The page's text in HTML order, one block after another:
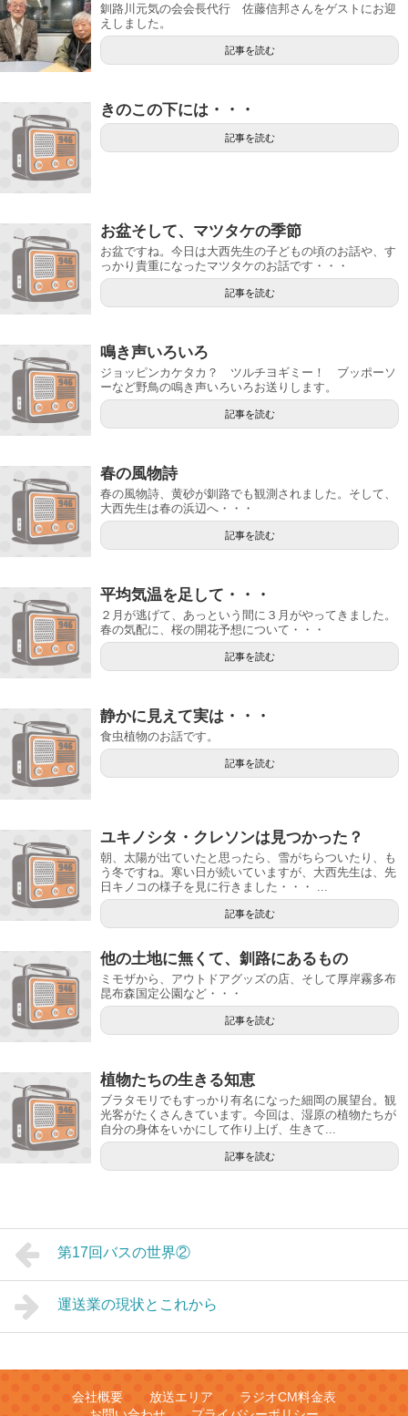
釧路川元気の会会長代行 佐藤信邦さんをゲストにお迎
えしました。
記事を読む
きのこの下には・・・
記事を読む
お盆そして、マツタケの季節
お盆ですね。今日は大西先生の子どもの頃のお話や、す
っかり貴重になったマツタケのお話です・・・
記事を読む
鳴き声いろいろ
ジョッピンカケタカ？ ツルチヨギミー！ ブッポーソ
ーなど野鳥の鳴き声いろいろお送りします。
記事を読む
春の風物詩
春の風物詩、黄砂が釧路でも観測されました。そして、
大西先生は春の浜辺へ・・・
記事を読む
平均気温を足して・・・
２月が逃げて、あっという間に３月がやってきました。
春の気配に、桜の開花予想について・・・
記事を読む
静かに見えて実は・・・
食虫植物のお話です。
記事を読む
ユキノシタ・クレソンは見つかった？
朝、太陽が出ていたと思ったら、雪がちらついたり、も
う冬ですね。寒い日が続いていますが、大西先生は、先
日キノコの様子を見に行きました・・・ ...
記事を読む
他の土地に無くて、釧路にあるもの
ミモザから、アウトドアグッズの店、そして厚岸霧多布
昆布森国定公園など・・・
記事を読む
植物たちの生きる知恵
ブラタモリでもすっかり有名になった細岡の展望台。観
光客がたくさんきています。今回は、湿原の植物たちが
自分の身体をいかにして作り上げ、生きて...
記事を読む
第17回バスの世界②
運送業の現状とこれから
会社概要 放送エリア
ラジオCM料金表